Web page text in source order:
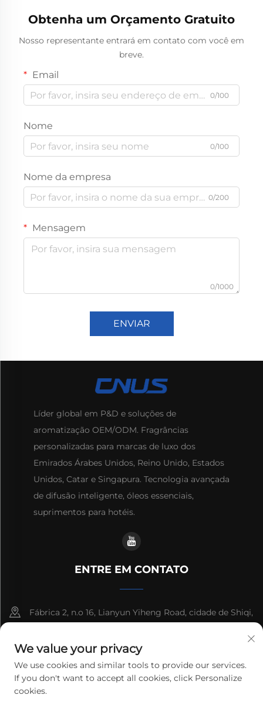
Obtenha um Orçamento Gratuito
Nosso representante entrará em contato com você em
breve.
Email
0/100
Nome
0/100
Nome da empresa
0/200
Mensagem
0/1000
ENVIAR
Líder global em P&D e soluções de
aromatização OEM/ODM. Fragrâncias
personalizadas para marcas de luxo dos
Emirados Árabes Unidos, Reino Unido, Estados
Unidos, Catar e Singapura. Tecnologia avançada
de difusão inteligente, óleos essenciais,
suprimentos para hotéis.
ENTRE EM CONTATO
Fábrica 2, n.o 16, Lianyun Yiheng Road, cidade de Shiqi,
+86-13192436782
[email protected]
We value your privacy
We use cookies and similar tools to provide our services.
If you don't want to accept all cookies, click Personalize
cookies.